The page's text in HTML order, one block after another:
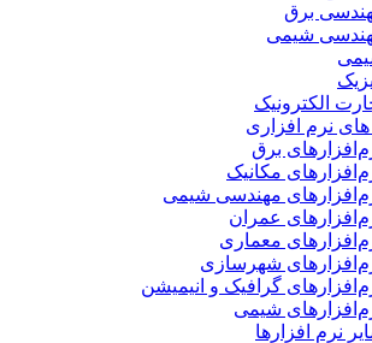
برق
شیمی
الکترونیک
نرم افزاری
برق
مکانیک
مهندسی شیمی
عمران
معماری
شهرسازی
گرافیک و انیمیشن
شیمی
نرم افزارها